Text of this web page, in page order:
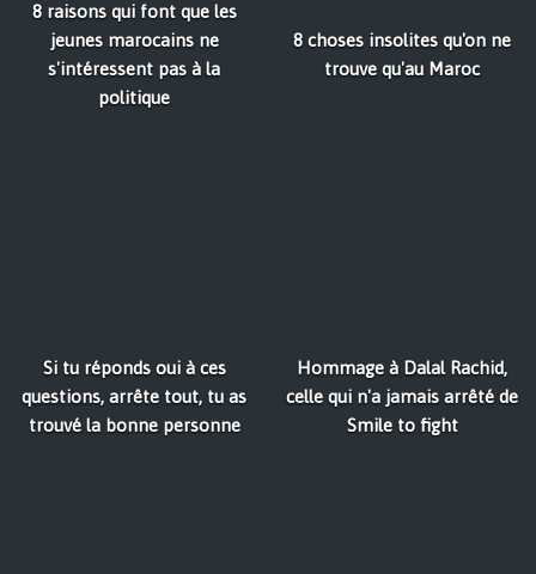
8 raisons qui font que les
jeunes marocains ne
s'intéressent pas à la
politique
8 choses insolites qu'on ne
trouve qu'au Maroc
Si tu réponds oui à ces
questions, arrête tout, tu as
trouvé la bonne personne
Hommage à Dalal Rachid,
celle qui n'a jamais arrêté de
Smile to fight